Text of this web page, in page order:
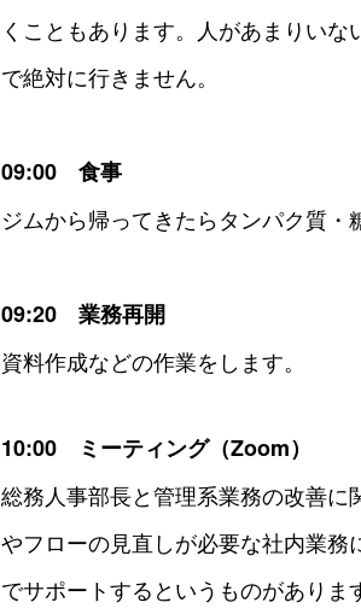
くこともあります。人があまりい
で絶対に行きません。
09:00 食事
ジムから帰ってきたらタンパク質・
09:20 業務再開
資料作成などの作業をします。
10:00 ミーティング（Zoom）
総務人事部長と管理系業務の改善
やフローの見直しが必要な社内業務
でサポートするというものがありま